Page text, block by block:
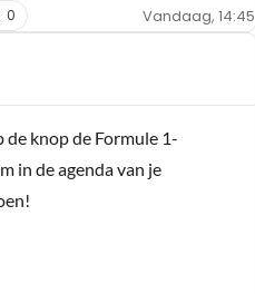
Vandaag, 14:45
0
de knop de Formule 1-
in de agenda van je